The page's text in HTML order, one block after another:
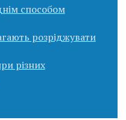
способом
розріджувати
різних